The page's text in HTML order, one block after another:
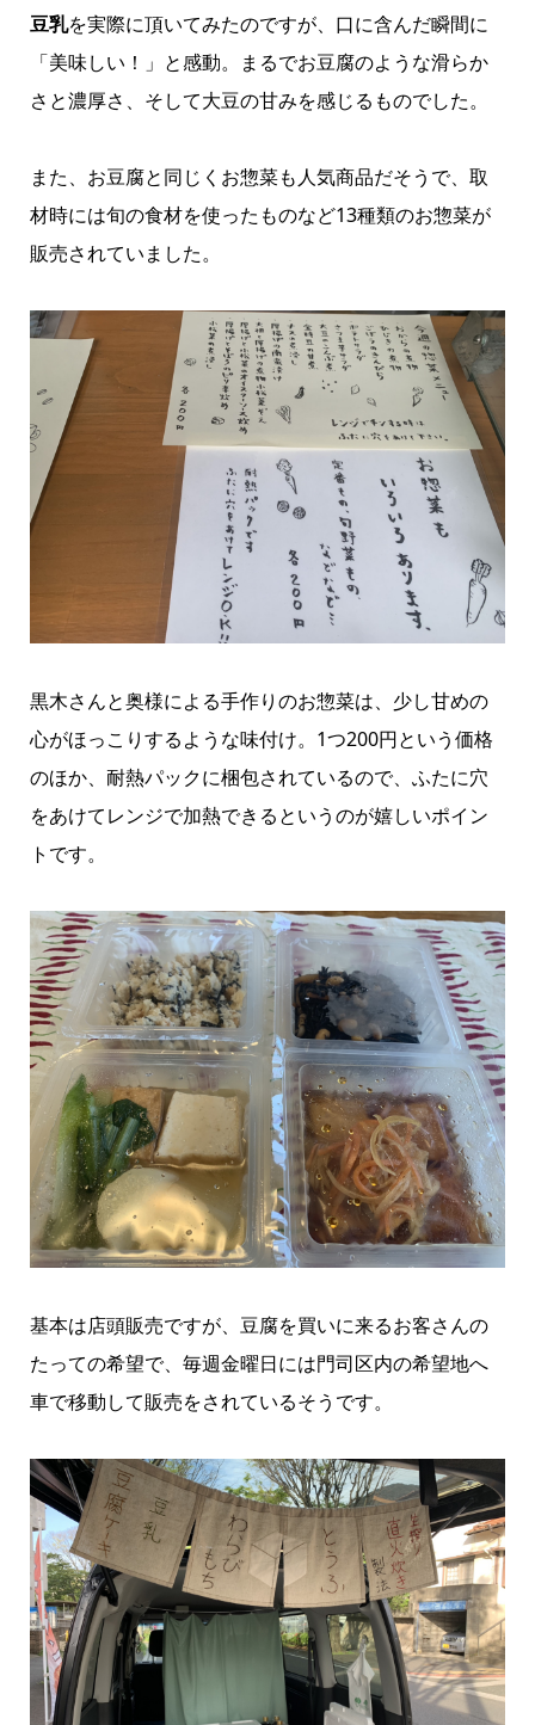
豆乳を実際に頂いてみたのですが、口に含んだ瞬間に
「美味しい！」と感動。まるでお豆腐のような滑らか
さと濃厚さ、そして大豆の甘みを感じるものでした。
また、お豆腐と同じくお惣菜も人気商品だそうで、取
材時には旬の食材を使ったものなど13種類のお惣菜が
販売されていました。
黒木さんと奥様による手作りのお惣菜は、少し甘めの
心がほっこりするような味付け。1つ200円という価格
のほか、耐熱パックに梱包されているので、ふたに穴
をあけてレンジで加熱できるというのが嬉しいポイン
トです。
基本は店頭販売ですが、豆腐を買いに来るお客さんの
たっての希望で、毎週金曜日には門司区内の希望地へ
車で移動して販売をされているそうです。